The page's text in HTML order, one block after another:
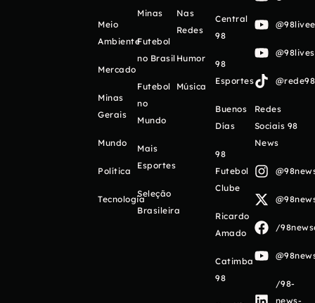
Meio
Ambiente
Mercado
Minas
Gerais
Mundo
Política
Tecnologia
Minas
Futebol
no Brasil
Futebol
no
Mundo
Mais
Esportes
Seleção
Brasileira
Nas
Redes
Humor
Música
Central
98
98
Esportes
Buenos
Días
98
Futebol
Clube
Ricardo
Amado
Catimba
98
Redes
Sociais 98
News
/
/98-
news-